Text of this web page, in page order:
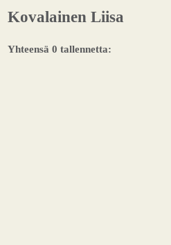
Kovalainen Liisa
Yhteensä 0 tallennetta: